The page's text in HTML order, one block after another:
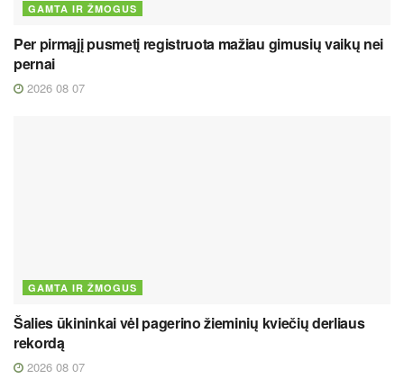
GAMTA IR ŽMOGUS
Per pirmąjį pusmetį registruota mažiau gimusių vaikų nei
pernai
2026 08 07
GAMTA IR ŽMOGUS
Šalies ūkininkai vėl pagerino žieminių kviečių derliaus
rekordą
2026 08 07